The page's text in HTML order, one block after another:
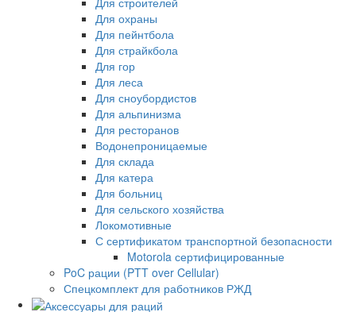
Для охраны
Для пейнтбола
Для страйкбола
Для гор
Для леса
Для сноубордистов
Для альпинизма
Для ресторанов
Водонепроницаемые
Для склада
Для катера
Для больниц
Для сельского хозяйства
Локомотивные
С сертификатом транспортной безопасности
Motorola сертифицированные
PoC рации (PTT over Cellular)
Спецкомплект для работников РЖД